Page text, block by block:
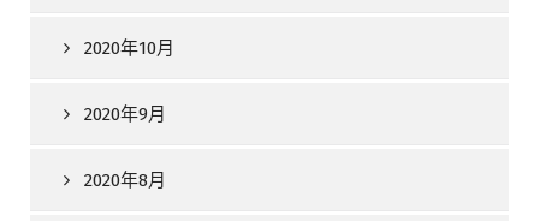
2020年10月
2020年9月
2020年8月